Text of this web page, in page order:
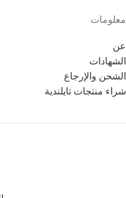
معلومات
عن
الشهادات
الشحن والإرجاع
شراء منتجات تايلندية